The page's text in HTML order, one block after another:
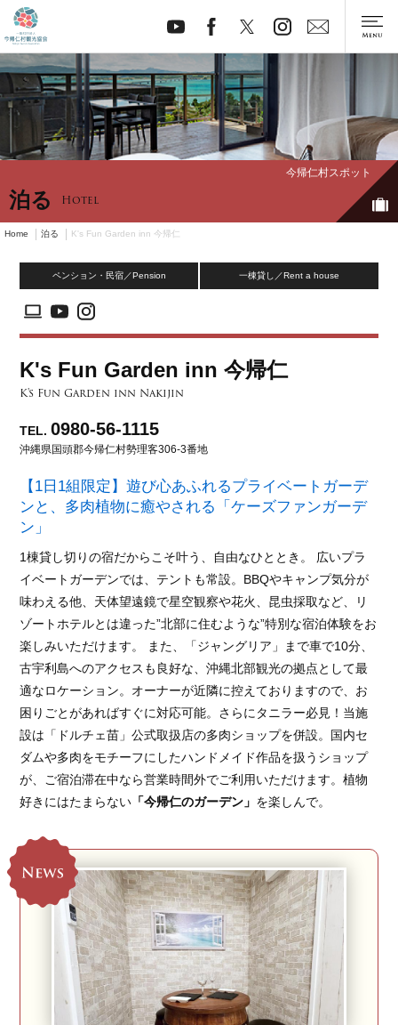
今帰仁村スポット
泊る Hotel
Home 泊る K's Fun Garden inn 今帰仁
ペンション・民宿／Pension 一棟貸し／Rent a house
K's Fun Garden inn 今帰仁
K's Fun Garden inn Nakijin
TEL.0980-56-1115
沖縄県国頭郡今帰仁村勢理客306-3番地
【1日1組限定】遊び心あふれるプライベートガーデ
ンと、多肉植物に癒やされる「ケーズファンガーデ
ン」
1棟貸し切りの宿だからこそ叶う、自由なひととき。 広いプラ
イベートガーデンでは、テントも常設。BBQやキャンプ気分が
味わえる他、天体望遠鏡で星空観察や花火、昆虫採取など、リ
ゾートホテルとは違った”北部に住むような”特別な宿泊体験をお
楽しみいただけます。 また、「ジャングリア」まで車で10分、
古宇利島へのアクセスも良好な、沖縄北部観光の拠点として最
適なロケーション。オーナーが近隣に控えておりますので、お
困りごとがあればすぐに対応可能。さらにタニラー必見！当施
設は「ドルチェ苗」公式取扱店の多肉ショップを併設。国内セ
ダムや多肉をモチーフにしたハンドメイド作品を扱うショップ
が、ご宿泊滞在中なら営業時間外でご利用いただけます。植物
好きにはたまらない 「今帰仁のガーデン」 を楽しんで。